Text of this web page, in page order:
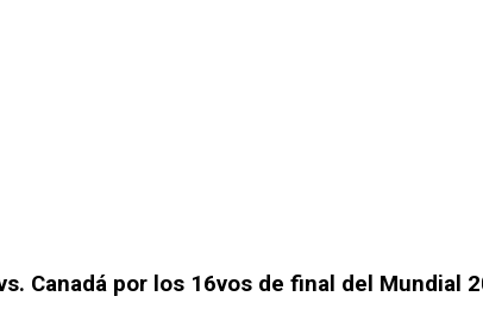
Canadá por los 16vos de final del Mundial